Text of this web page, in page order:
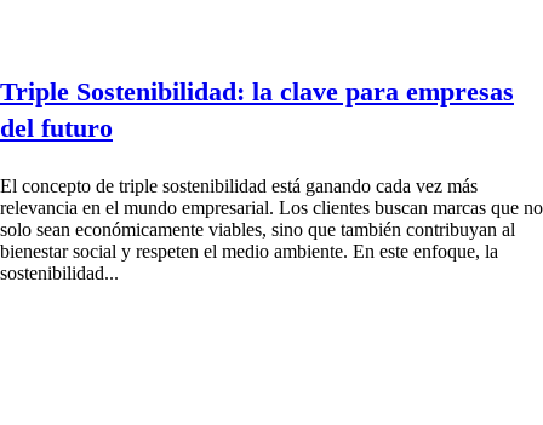
Triple Sostenibilidad: la clave para empresas
del futuro
El concepto de triple sostenibilidad está ganando cada vez más
relevancia en el mundo empresarial. Los clientes buscan marcas que no
solo sean económicamente viables, sino que también contribuyan al
bienestar social y respeten el medio ambiente. En este enfoque, la
sostenibilidad...